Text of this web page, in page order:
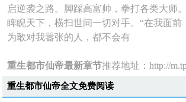
启逆袭之路。脚踩高富帅，拳打各类大师
睥睨天下，横扫世间一切对手。“在我面前
为敢对我嚣张的人，都不会有
重生都市仙帝最新章节推荐地址：http://
重生都市仙帝全文免费阅读